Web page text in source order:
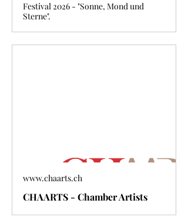
Festival 2026 - "Sonne, Mond und
Sterne".
www.chaarts.ch
CHAARTS - Chamber Artists